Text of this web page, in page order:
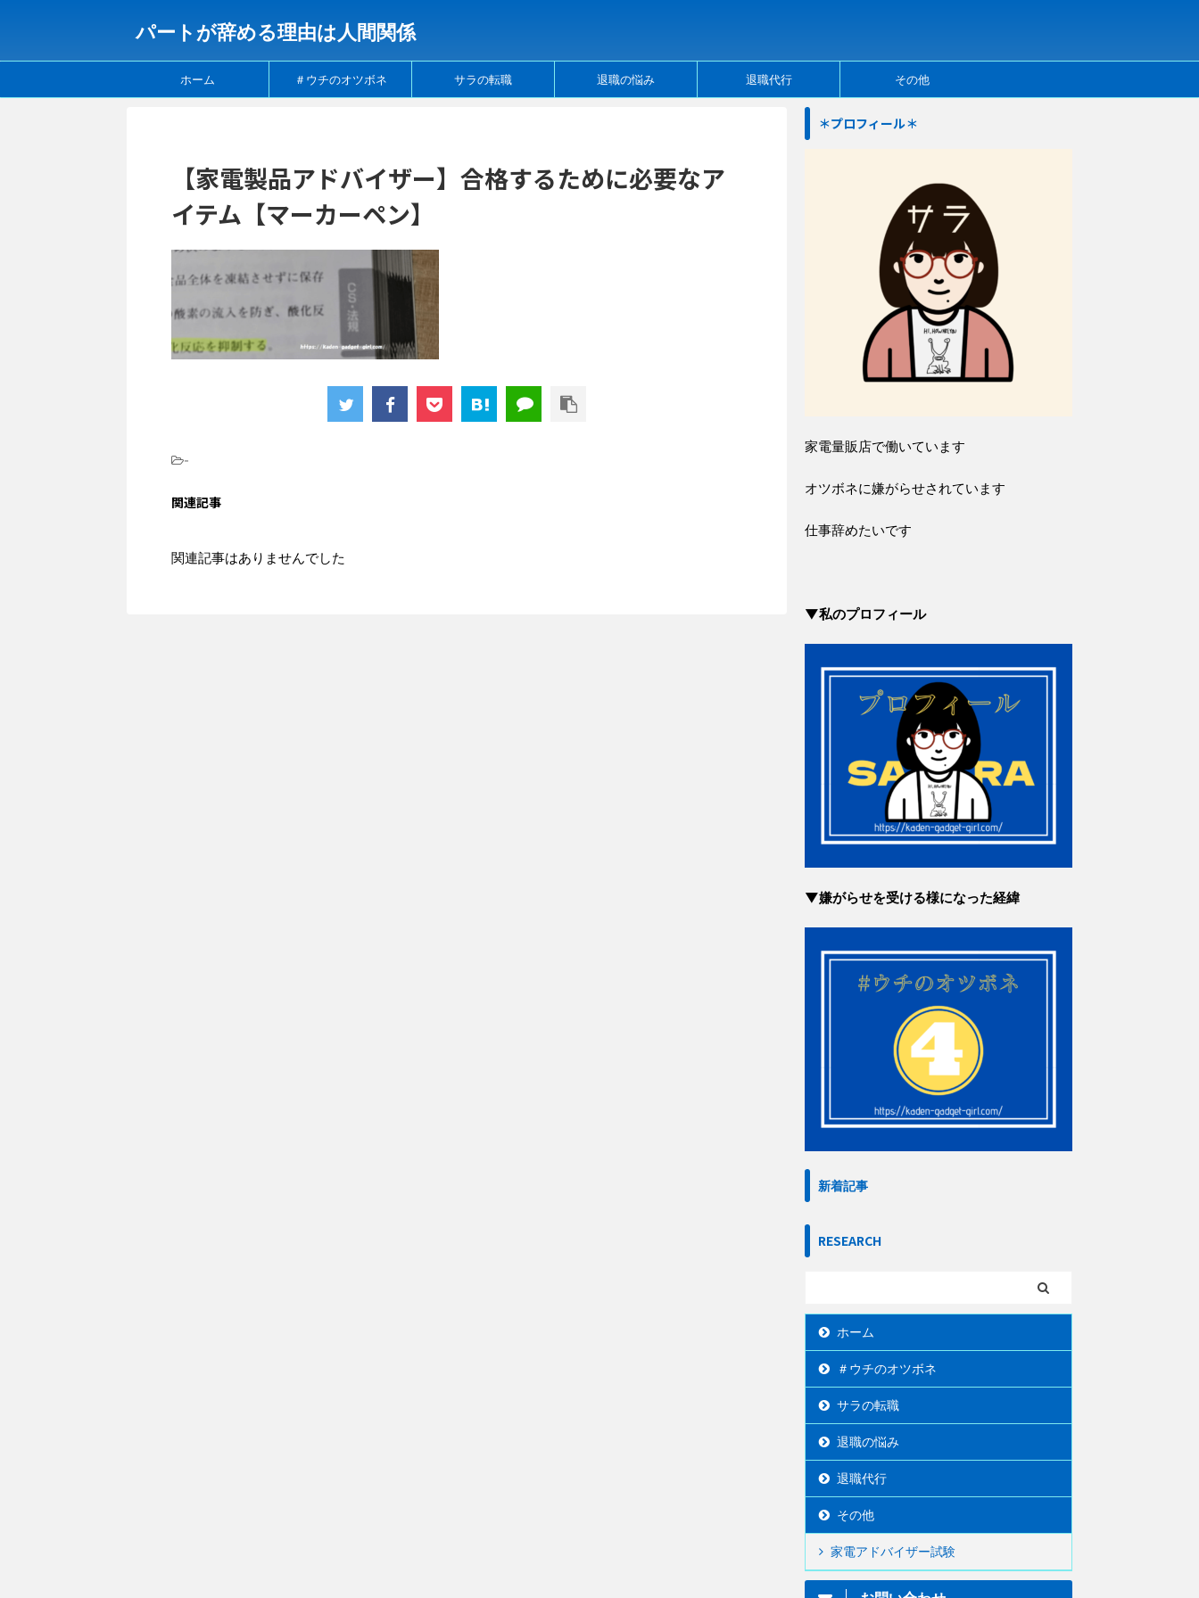
パートが辞める理由は人間関係
ホーム ＃ウチのオツボネ サラの転職 退職の悩み 退職代行 その他
【家電製品アドバイザー】合格するために必要なア
イテム【マーカーペン】
-
関連記事
関連記事はありませんでした
＊プロフィール＊
家電量販店で働いています
オツボネに嫌がらせされています
仕事辞めたいです
▼私のプロフィール
▼嫌がらせを受ける様になった経緯
新着記事
RESEARCH
ホーム
＃ウチのオツボネ
サラの転職
退職の悩み
退職代行
その他
家電アドバイザー試験